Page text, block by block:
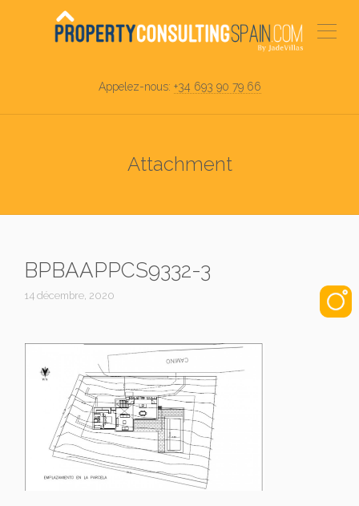
Appelez-nous: +34 693 90 79 66
Attachment
BPBAAPPCS9332-3
14 décembre, 2020